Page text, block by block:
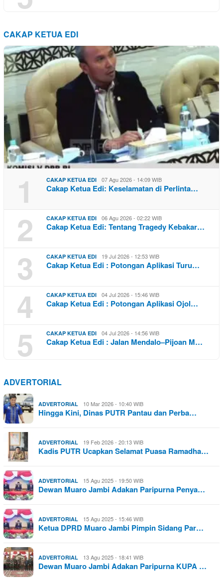
CAKAP KETUA EDI
1 CAKAP KETUA EDI 07 Agu 2026 - 14:09 WIB
Cakap Ketua Edi: Keselamatan di Perlinta…
2 CAKAP KETUA EDI 06 Agu 2026 - 02:22 WIB
Cakap Ketua Edi: Tentang Tragedy Kebakar…
3 CAKAP KETUA EDI 19 Jul 2026 - 12:53 WIB
Cakap Ketua Edi : Potongan Aplikasi Turu…
4 CAKAP KETUA EDI 04 Jul 2026 - 15:46 WIB
Cakap Ketua Edi : Potongan Aplikasi Ojol…
5 CAKAP KETUA EDI 04 Jul 2026 - 14:56 WIB
Cakap Ketua Edi : Jalan Mendalo–Pijoan M…
ADVERTORIAL
ADVERTORIAL 10 Mar 2026 - 10:40 WIB
Hingga Kini, Dinas PUTR Pantau dan Perba…
ADVERTORIAL 19 Feb 2026 - 20:13 WIB
Kadis PUTR Ucapkan Selamat Puasa Ramadha…
ADVERTORIAL 15 Agu 2025 - 19:50 WIB
Dewan Muaro Jambi Adakan Paripurna Penya…
ADVERTORIAL 15 Agu 2025 - 15:46 WIB
Ketua DPRD Muaro Jambi Pimpin Sidang Par…
ADVERTORIAL 13 Agu 2025 - 18:41 WIB
Dewan Muaro Jambi Adakan Paripurna KUPA …